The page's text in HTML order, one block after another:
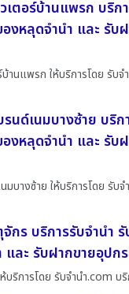
ตอร์บ้านแพรก บริก
งหลุดจำนำ และ รับ
านแพรก ให้บริการโดย รับจํ
รนด์เนมบางซ้าย บริ
งหลุดจำนำ และ รับ
มบางซ้าย ให้บริการโดย รับ
กร บริการรับจำนำ
และ รับฝากขายอุปก
บริการโดย รับจํานํา.com บ